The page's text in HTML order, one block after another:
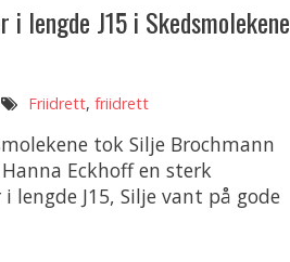
i lengde J15 i Skedsmolekene
Friidrett, friidrett
tok Silje Brochmann
Eckhoff en sterk
lengde J15, Silje vant på gode